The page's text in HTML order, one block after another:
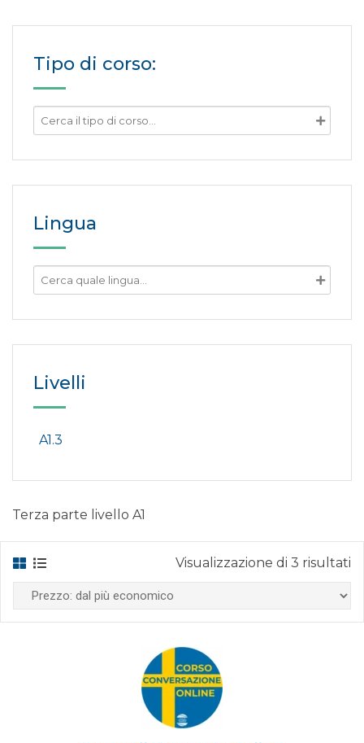
Tipo di corso:
Lingua
Livelli
A1.3
Terza parte livello A1
Visualizzazione di 3 risultati